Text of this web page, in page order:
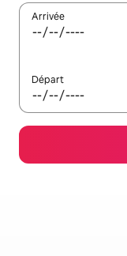
Arrivée
Départ